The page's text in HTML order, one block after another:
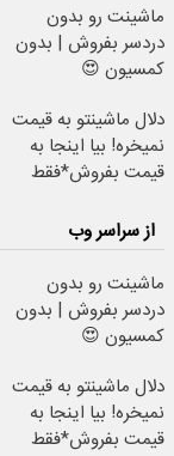
ماشینت رو بدون
دردسر بفروش | بدون
کمسیون 😍
دلال ماشینتو به قیمت
نمیخره! بیا اینجا به
قیمت بفروش*فقط
از سراسر وب
ماشینت رو بدون
دردسر بفروش | بدون
کمسیون 😍
دلال ماشینتو به قیمت
نمیخره! بیا اینجا به
قیمت بفروش*فقط